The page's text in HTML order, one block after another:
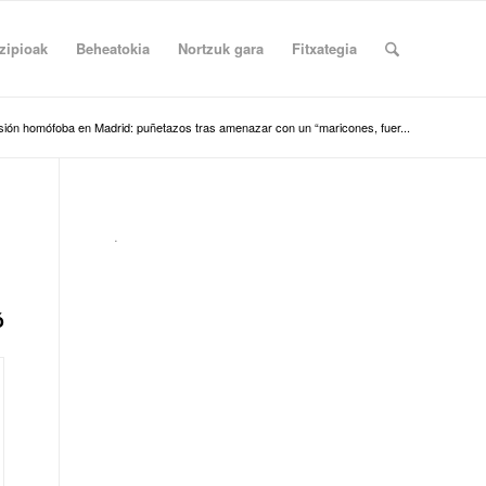
Beheatokia Nortzuk gara Fitxategia
homófoba en Madrid: puñetazos tras amenazar con un “maricones, fuer...
.